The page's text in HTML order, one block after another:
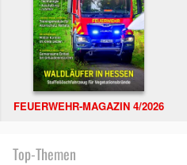
FEUERWEHR-MAGAZIN 4/2026
Top-Themen